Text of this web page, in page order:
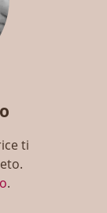
ti
.